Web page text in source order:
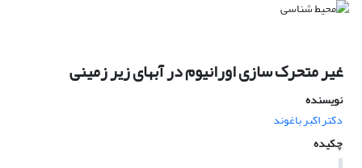
غیر متحرک سازی اورانیوم در آبهای زیر زمینی
نویسنده
دکتر اکبر باغوند
چکیده